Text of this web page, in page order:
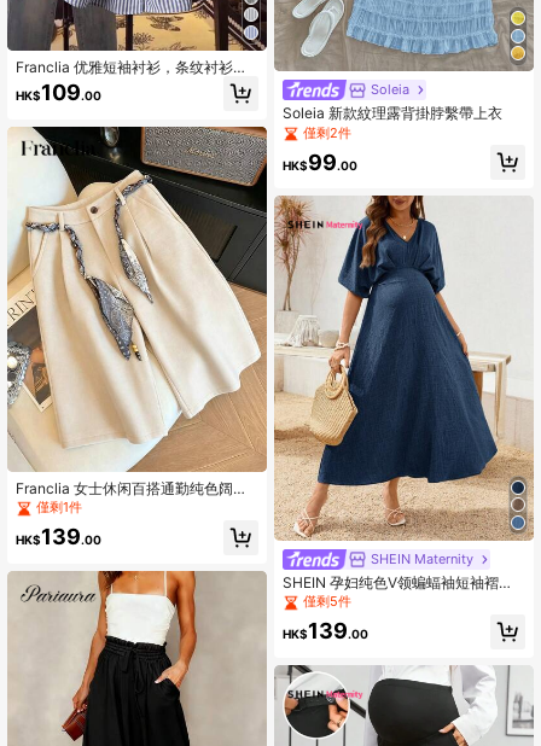
Franclia 优雅短袖衬衫，条纹衬衫，
修腰泡泡袖上衣，适合女性
HK$109.00
Franclia 女士休闲百搭通勤纯色阔腿
裤 僅剩1件
HK$139.00
Soleia
Soleia 新款紋理露背掛脖繫帶上衣
僅剩2件
HK$99.00
SHEIN Maternity
SHEIN 孕妇纯色V领蝙蝠袖短袖褶皱
连衣裙僅剩5件
HK$139.00